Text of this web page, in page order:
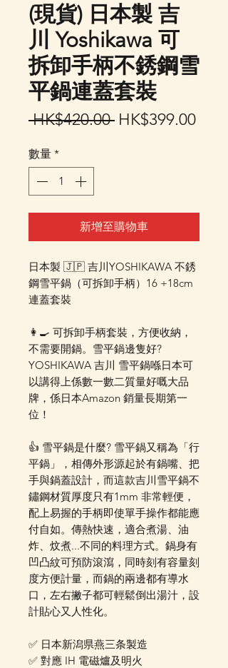
(現貨) 日本製 吉
川 Yoshikawa 可
拆卸手柄不銹鋼雪
平鍋連蓋套裝
HK$420.00 一
HK$399.00促
數量 *
新增至購物車
日本製 🇯🇵 吉川YOSHIKAWA 不銹
鋼雪平鍋（可拆卸手柄）16 +18cm
連蓋套裝
👩‍🍳 可拆卸手柄套裝，方便收納，
不需要開鍋。雪平鍋邊隻好?
YOSHIKAWA 吉川 雪平鍋喺日本可
以講得上係數一數二質量好嘅大品
牌，係日本Amazon 銷量長期第一
位！
👍 雪平鍋是什麼? 雪平鍋又稱為「行
平鍋」，相傳外形源起於有鍋嘴、把
手與鍋蓋設計，而這款吉川雪平鍋不
鏽鋼材質厚度只有1mm 非常輕便，
配上易握的手柄即使單手操作都能應
付自如。傳熱快速，適合煮湯、油
炸、炆煮...不同的料理方式。鍋身有
凹凸紋可預防滾瀉，同時刻有容量刻
度方便計量，而鍋的兩邊都有導水
口，左右撇子都可輕鬆倒出湯汁，設
計貼心又人性化。
✅ 日本新潟県燕三条製造
✅ 對應 IH 電磁爐及明火